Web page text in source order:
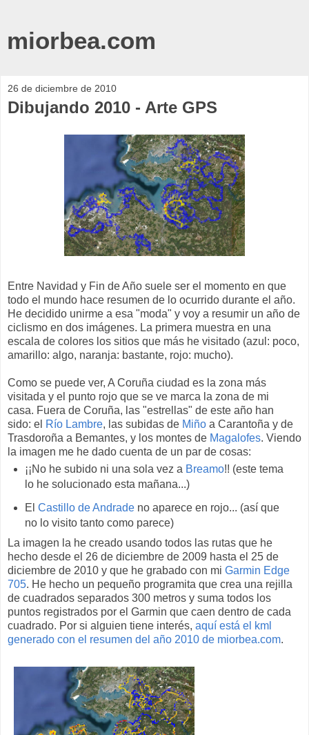
miorbea.com
26 de diciembre de 2010
Dibujando 2010 - Arte GPS
Entre Navidad y Fin de Año suele ser el momento en que
todo el mundo hace resumen de lo ocurrido durante el año.
He decidido unirme a esa "moda" y voy a resumir un año de
ciclismo en dos imágenes. La primera muestra en una
escala de colores los sitios que más he visitado (azul: poco,
amarillo: algo, naranja: bastante, rojo: mucho).
Como se puede ver, A Coruña ciudad es la zona más
visitada y el punto rojo que se ve marca la zona de mi
casa. Fuera de Coruña, las "estrellas" de este año han
sido: el Río Lambre, las subidas de Miño a Carantoña y de
Trasdoroña a Bemantes, y los montes de Magalofes. Viendo
la imagen me he dado cuenta de un par de cosas:
¡¡No he subido ni una sola vez a Breamo!! (este tema
lo he solucionado esta mañana...)
El Castillo de Andradeno aparece en rojo... (así que
no lo visito tanto como parece)
La imagen la he creado usando todos las rutas que he
hecho desde el 26 de diciembre de 2009 hasta el 25 de
diciembre de 2010 y que he grabado con mi Garmin Edge
705. He hecho un pequeño programita que crea una rejilla
de cuadrados separados 300 metros y suma todos los
puntos registrados por el Garmin que caen dentro de cada
cuadrado. Por si alguien tiene interés, aquí está el kml
generado con el resumen del año 2010 de miorbea.com.